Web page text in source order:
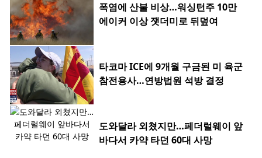
폭염에 산불 비상…워싱턴주 10만
에이커 이상 잿더미로 뒤덮여
타코마 ICE에 9개월 구금된 미 육군
참전용사…연방법원 석방 결정
도와달라 외쳤지만…페더럴웨이 앞
바다서 카약 타던 60대 사망